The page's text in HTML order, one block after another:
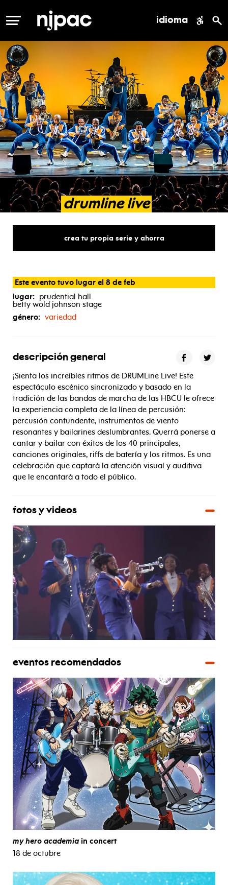
MENÚ idioma
drumline live
crea tu propia serie y ahorra
Este evento tuvo lugar el 8 de feb
lugar: prudential hall
betty wold johnson stage
género: variedad
descripción general
¡Sienta los increíbles ritmos de DRUMLine Live! Este
espectáculo escénico sincronizado y basado en la
tradición de las bandas de marcha de las HBCU le ofrece
la experiencia completa de la línea de percusión:
percusión contundente, instrumentos de viento
resonantes y bailarines deslumbrantes. Querrá ponerse a
cantar y bailar con éxitos de los 40 principales,
canciones originales, riffs de batería y los ritmos. Es una
celebración que captará la atención visual y auditiva
que le encantará a todo el público.
fotos y videos
eventos recomendados
my hero academia in concert
18 de octubre